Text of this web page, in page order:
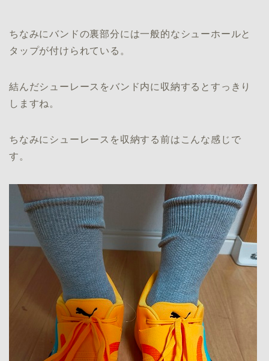
ちなみにバンドの裏部分には一般的なシューホールと
タップが付けられている。
結んだシューレースをバンド内に収納するとすっきり
しますね。
ちなみにシューレースを収納する前はこんな感じで
す。